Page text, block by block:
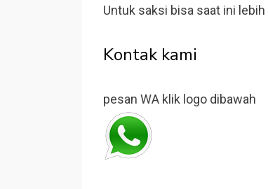
Untuk saksi bisa saat ini
Kontak kami
pesan WA klik logo dibawah